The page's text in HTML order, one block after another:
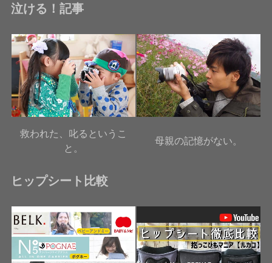
泣ける！記事
救われた、叱るというこ
と。
母親の記憶がない。
ヒップシート比較